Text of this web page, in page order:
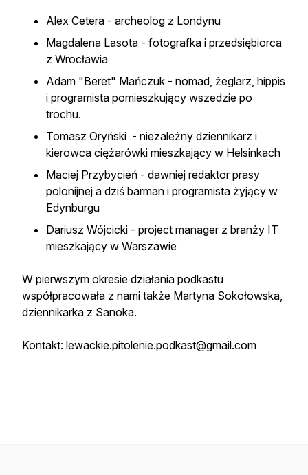
Alex Cetera - archeolog z Londynu
Magdalena Lasota - fotografka i przedsiębiorca
z Wrocławia
Adam "Beret" Mańczuk - nomad, żeglarz, hippis
i programista pomieszkujący wszedzie po
trochu.
Tomasz Oryński - niezależny dziennikarz i
kierowca ciężarówki mieszkający w Helsinkach
Maciej Przybycień - dawniej redaktor prasy
polonijnej a dziś barman i programista żyjący w
Edynburgu
Dariusz Wójcicki - project manager z branży IT
mieszkający w Warszawie
W pierwszym okresie działania podkastu
współpracowała z nami także Martyna Sokołowska,
dziennikarka z Sanoka.
Kontakt: lewackie.pitolenie.podkast@gmail.com